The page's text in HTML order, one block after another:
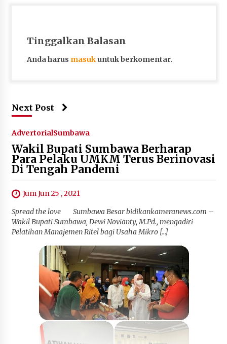
Tinggalkan Balasan
Anda harus masukuntuk berkomentar.
Next Post
AdvertorialSumbawa
Wakil Bupati Sumbawa Berharap
Para Pelaku UMKM Terus Berinovasi
Di Tengah Pandemi
Jum Jun 25 , 2021
Spread the love Sumbawa Besar bidikankameranews.com –
Wakil Bupati Sumbawa, Dewi Novianty, M.Pd., mengadiri
Pelatihan Manajemen Ritel bagi Usaha Mikro […]